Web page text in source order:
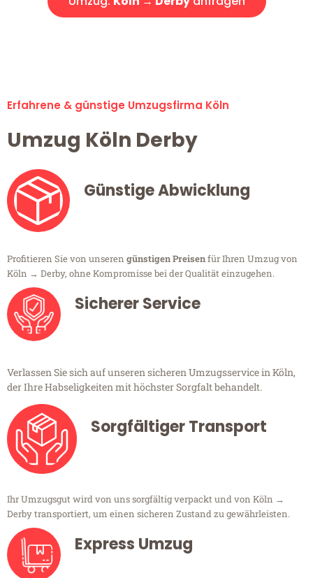
Erfahrene & günstige Umzugsfirma Köln
Umzug Köln Derby
Günstige Abwicklung
Profitieren Sie von unseren günstigen Preisenfür Ihren Umzug von
Köln → Derby, ohne Kompromisse bei der Qualität einzugehen.
Sicherer Service
Verlassen Sie sich auf unseren sicheren Umzugsservice in Köln,
der Ihre Habseligkeiten mit höchster Sorgfalt behandelt.
Sorgfältiger Transport
Ihr Umzugsgut wird von uns sorgfältig verpackt und von Köln →
Derby transportiert, um einen sicheren Zustand zu gewährleisten.
Express Umzug